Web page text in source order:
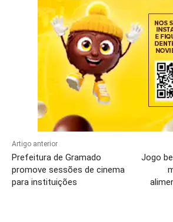
Artigo anterior
Prefeitura de Gramado
promove sessões de cinema
para instituições
Jogo